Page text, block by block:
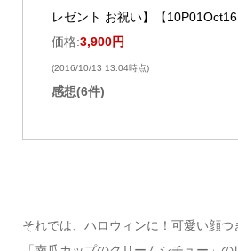
レゼント お祝い】【10P01Oct16
価格:3,900円
(2016/10/13 13:04時点)
感想(6件)
それでは、ハロウィンに！可愛い顔